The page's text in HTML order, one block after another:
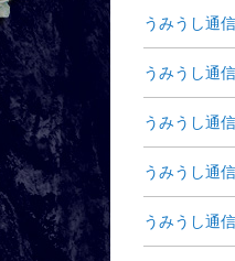
うみうし通
うみうし通
うみうし通
うみうし通
うみうし通